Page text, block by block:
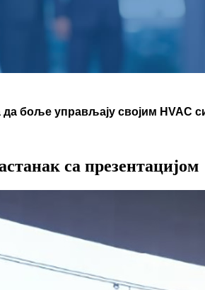
боље управљају својим
са презентацијом